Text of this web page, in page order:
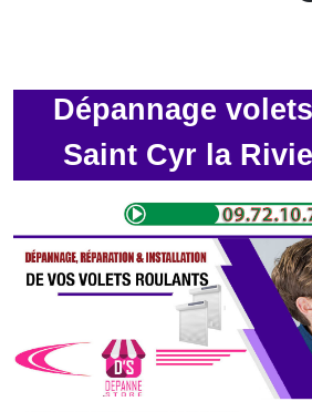
Dépannage
Saint Cyr la